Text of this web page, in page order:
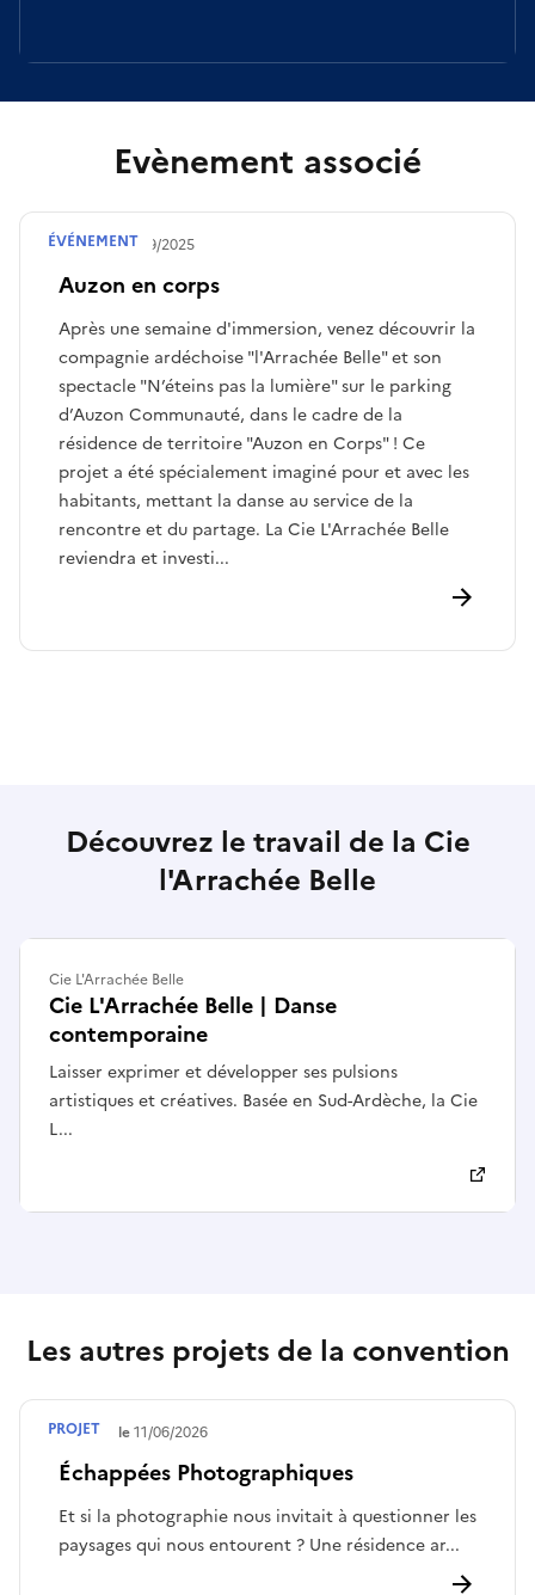
Evènement associé
Auzon en corps
Après une semaine d'immersion, venez découvrir la
compagnie ardéchoise "l'Arrachée Belle" et son
spectacle "N’éteins pas la lumière" sur le parking
d’Auzon Communauté, dans le cadre de la
résidence de territoire "Auzon en Corps" ! Ce
projet a été spécialement imaginé pour et avec les
habitants, mettant la danse au service de la
rencontre et du partage. La Cie L'Arrachée Belle
reviendra et investi...
Publié le24/09/2025
ÉVÉNEMENT
Découvrez le travail de la Cie
l'Arrachée Belle
Cie L'Arrachée Belle | Danse
contemporaine
Laisser exprimer et développer ses pulsions
artistiques et créatives. Basée en Sud-Ardèche, la Cie
L...
Cie L'Arrachée Belle
Les autres projets de la convention
Échappées Photographiques
Et si la photographie nous invitait à questionner les
paysages qui nous entourent ? Une résidence ar...
Terminé le11/06/2026
PROJET